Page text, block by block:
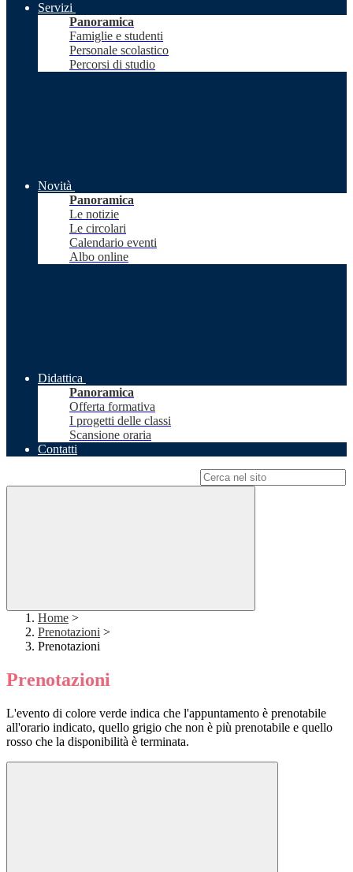
Servizi
Panoramica
Famiglie e studenti
Personale scolastico
Percorsi di studio
Novità
Panoramica
Le notizie
Le circolari
Calendario eventi
Albo online
Didattica
Panoramica
Offerta formativa
I progetti delle classi
Scansione oraria
Contatti
Home >
Prenotazioni >
Prenotazioni
Prenotazioni
L'evento di colore verde indica che l'appuntamento è prenotabile
all'orario indicato, quello grigio che non è più prenotabile e quello
rosso che la disponibilità è terminata.